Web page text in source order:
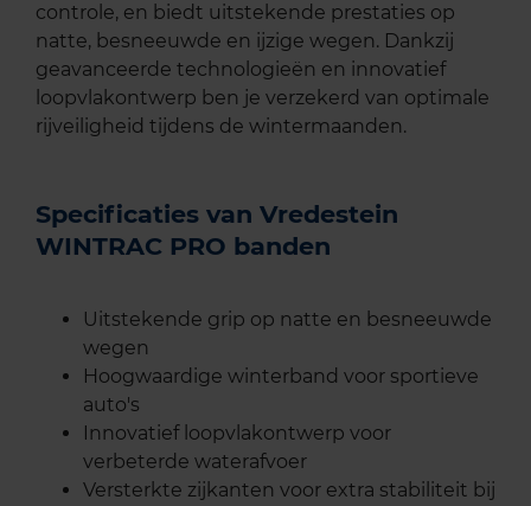
controle, en biedt uitstekende prestaties op
natte, besneeuwde en ijzige wegen. Dankzij
geavanceerde technologieën en innovatief
loopvlakontwerp ben je verzekerd van optimale
rijveiligheid tijdens de wintermaanden.
Specificaties van Vredestein
WINTRAC PRO banden
Uitstekende grip op natte en besneeuwde
wegen
Hoogwaardige winterband voor sportieve
auto's
Innovatief loopvlakontwerp voor
verbeterde waterafvoer
Versterkte zijkanten voor extra stabiliteit bij